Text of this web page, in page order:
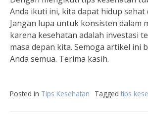
Anda ikuti ini, kita dapat hidup sehat
Jangan lupa untuk konsisten dalam
karena kesehatan adalah investasi
masa depan kita. Semoga artikel ini
Anda semua. Terima kasih.
Posted in Tips Kesehatan Tagged tips